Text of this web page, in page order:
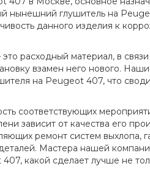
нынешний глушитель на
данного изделия к
расходный материал, в
взамен него нового.
на Peugeot 407, что
соответствующих
зависит от качества его
ремонт систем выхлопа,
Мастера нашей
какой сделает лучше не